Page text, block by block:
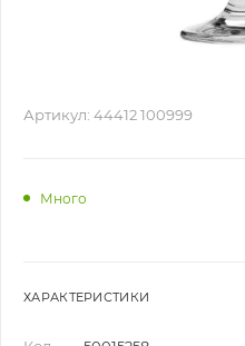
Артикул: 44412 100999
Много
ХАРАКТЕРИСТИКИ